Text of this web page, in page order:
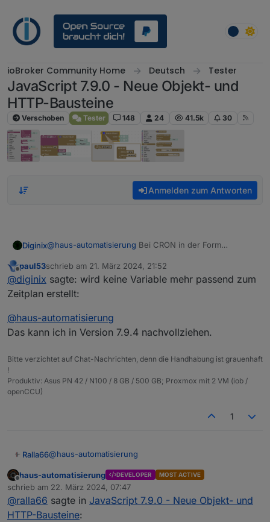
ioBroker Community Home Deutsch Tester
JavaScript 7.9.0 - Neue Objekt- und
HTTP-Bausteine
Verschoben Tester 148 24 41.5k 30
Anmelden zum Antworten
Diginix@haus-automatisierung Bei CRON in der Form
ReferenceError wenn man speichert.
angeboten.
Anscheinend wird keine Variable mehr vom Typ cron
passend zum Zeitplan erstellt:
Edit: Mit 7.9.3 funktioniert es problemlos.
Offline
paul53schrieb am 21. März 2024, 21:52
zuletzt editiert von
@diginix sagte: wird keine Variable mehr passend zum
Zeitplan erstellt:
@haus-automatisierung
Das kann ich in Version 7.9.4 nachvollziehen.
Bitte verzichtet auf Chat-Nachrichten, denn die Handhabung ist grauenhaft
!
Produktiv: Asus PN 42 / N100 / 8 GB / 500 GB; Proxmox mit 2 VM (iob /
openCCU)
1
Ralla66@haus-automatisierung
kurz zur Info,
Post geht jetzt zu den Hoymiles Wechselrichtern raus,
Limit wird in der WebUi gesetzt.
Offline
haus-automatisierung DEVELOPER MOST ACTIVE
schrieb am 22. März 2024, 07:47
zuletzt editiert von
@ralla66 sagte in JavaScript 7.9.0 - Neue Objekt- und
HTTP-Bausteine: